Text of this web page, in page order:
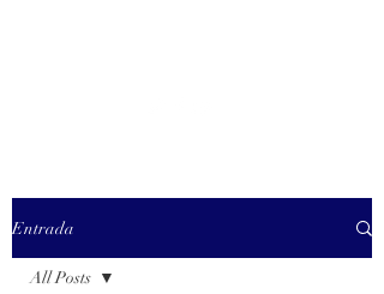
Entrada
All Posts